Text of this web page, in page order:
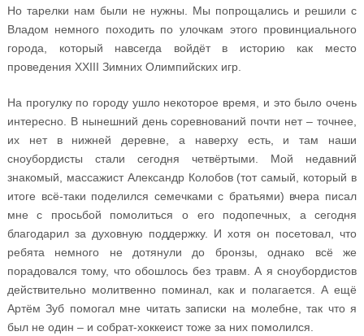
Но тарелки нам были не нужны. Мы попрощались и решили с
Владом немного походить по улочкам этого провинциального
города, который навсегда войдёт в историю как место
проведения XXIII Зимних Олимпийских игр.
На прогулку по городу ушло некоторое время, и это было очень
интересно. В нынешний день соревнований почти нет – точнее,
их нет в нижней деревне, а наверху есть, и там наши
сноубордисты стали сегодня четвёртыми. Мой недавний
знакомый, массажист Александр Колобов (тот самый, который в
итоге всё-таки поделился семечками с братьями) вчера писал
мне с просьбой помолиться о его подопечных, а сегодня
благодарил за духовную поддержку. И хотя он посетовал, что
ребята немного не дотянули до бронзы, однако всё же
порадовался тому, что обошлось без травм. А я сноубордистов
действительно молитвенно поминал, как и полагается. А ещё
Артём Зуб помогал мне читать записки на молебне, так что я
был не один – и собрат-хоккеист тоже за них помолился.